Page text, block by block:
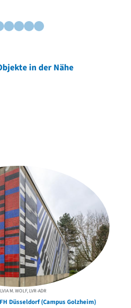
in der Nähe
M. WOLF, LVR-ADR
Düsseldorf (Campus Golzheim)